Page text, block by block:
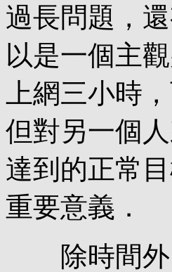
過長問題，
以是一個主
上網三小時
但對另一個
達到的正常
重要意義．
除時間外